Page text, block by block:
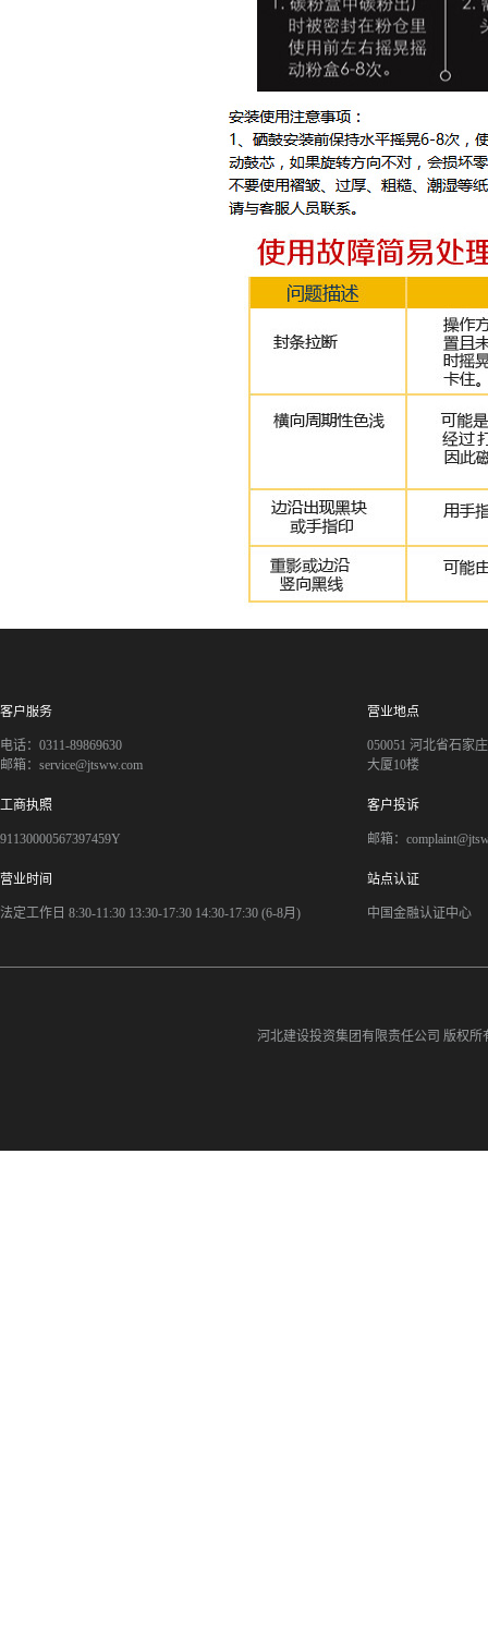
客户服务
电话：0311-89869630
邮箱：service@jtsww.com
营业地点
050051 河北省石家
大厦10楼
工商执照
91130000567397459Y
客户投诉
邮箱：
营业时间
法定工作日 8:30-11:30 13:30-17:30 14:30-17:30 (6-8月)
站点认证
中国金融认证中心
河北建设投资集团有限责任公司 版权所